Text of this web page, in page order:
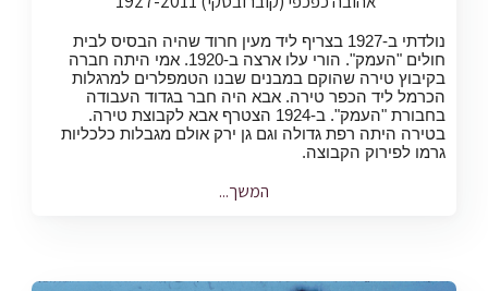
נולדתי ב-1927 בצריף ליד מעין חרוד שהיה הבסיס לבית
חולים "העמק". הורי עלו ארצה ב-1920. אמי היתה חברה
בקיבוץ טירה שהוקם במבנים שבנו הטמפלרים למרגלות
הכרמל ליד הכפר טירה. אבא היה חבר בגדוד העבודה
בחבורת "העמק". ב-1924 הצטרף אבא לקבוצת טירה.
בטירה היתה רפת גדולה וגם גן ירק אולם מגבלות כלכליות
גרמו לפירוק הקבוצה.
המשך...